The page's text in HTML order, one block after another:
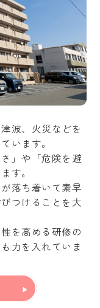
波、火災などを
います。
」や「危険を避
す。
落ち着いて素早
つけることを大
を高める研修の
力を入れていま